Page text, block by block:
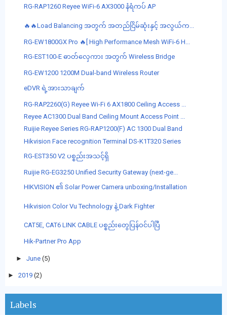
RG-RAP1260 Reyee WiFi-6 AX3000 နံရံကပ် AP
🔥🔥Load Balancing အတွက် အတည်ငြိမ်ဆုံးနှင့် အလွယ်က...
RG-EW1800GX Pro 🔥[ High Performance Mesh WiFi-6 H...
RG-EST100-E ဓာတ်လှေကား အတွက် Wireless Bridge
RG-EW1200 1200M Dual-band Wireless Router
eDVR ရဲ့အားသာချက်
RG-RAP2260(G) Reyee Wi-Fi 6 AX1800 Ceiling Access ...
Reyee AC1300 Dual Band Ceiling Mount Access Point ...
Ruijie Reyee Series RG-RAP1200(F) AC 1300 Dual Band
Hikvision Face recognition Terminal DS-K1T320 Series
RG-EST350 V2 ပစ္စည်းအသင့်ရှိ
Ruijie RG-EG3250 Unified Security Gateway (next-ge...
HIKVISION ၏ Solar Power Camera unboxing/Installation
Hikvision Color Vu Technology နဲ့ Dark Fighter
CAT5E, CAT6 LINK CABLE ပစ္စည်းတွေပြန်ဝင်ပါပြီ
Hik-Partner Pro App
► June (5)
► 2019 (2)
Labels